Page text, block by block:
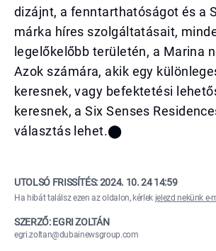
dizájnt, a fenntarthatóságot és a
márka híres szolgáltatásait,
legelőkelőbb területén, a Marina
Azok számára, akik egy
keresnek, vagy befektetési
keresnek, a Six Senses
választás lehet.​⬤
UTOLSÓ FRISSÍTÉS:2024. 10. 24 14:59
Ha hibát találsz ezen az oldalon, kérlek jelezd nekünk e-
SZERZŐ: EGRI ZOLTÁN
egri.zoltan@dubainewsgroup.com